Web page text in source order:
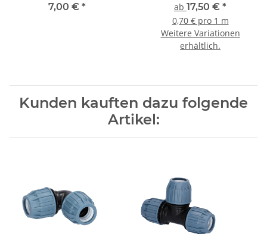
7,00 € *
ab 17,50 € *
0,70 € pro 1 m
Weitere Variationen
erhältlich.
Kunden kauften dazu folgende
Artikel: